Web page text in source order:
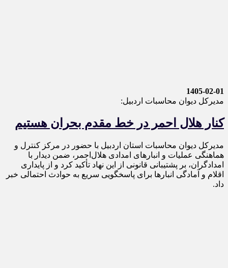
1405-02-01
مديركل ديوان محاسبات اردبیل:
کنار هلال احمر در خط مقدم بحران هستیم
مدیرکل دیوان محاسبات استان اردبیل با حضور در مرکز کنترل و
هماهنگی عملیات و انبار‌های امدادی هلال‌احمر، ضمن دیدار با
امدادگران، بر پشتیبانی قانونی از این نهاد تأکید کرد و از پایداری
اقلام و آمادگی انبار‌ها برای پاسخگویی سریع به حوادث احتمالی خبر
داد.